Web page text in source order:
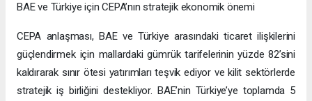
BAE ve Türkiye için CEPA’nın stratejik ekonomik önemi
CEPA anlaşması, BAE ve Türkiye arasındaki ticaret ilişkilerini
güçlendirmek için mallardaki gümrük tarifelerinin yüzde 82’sini
kaldırarak sınır ötesi yatırımları teşvik ediyor ve kilit sektörlerde
stratejik iş birliğini destekliyor. BAE’nin Türkiye’ye toplamda 5